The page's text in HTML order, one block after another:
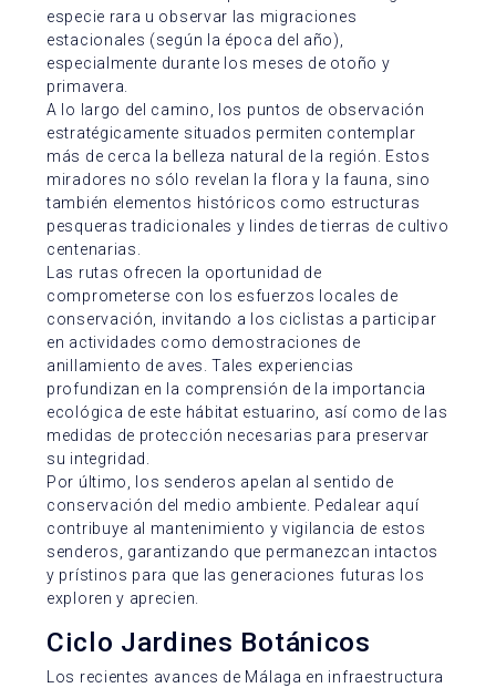
especie rara u observar las migraciones
estacionales (según la época del año),
especialmente durante los meses de otoño y
primavera.
A lo largo del camino, los puntos de observación
estratégicamente situados permiten contemplar
más de cerca la belleza natural de la región. Estos
miradores no sólo revelan la flora y la fauna, sino
también elementos históricos como estructuras
pesqueras tradicionales y lindes de tierras de cultivo
centenarias.
Las rutas ofrecen la oportunidad de
comprometerse con los esfuerzos locales de
conservación, invitando a los ciclistas a participar
en actividades como demostraciones de
anillamiento de aves. Tales experiencias
profundizan en la comprensión de la importancia
ecológica de este hábitat estuarino, así como de las
medidas de protección necesarias para preservar
su integridad.
Por último, los senderos apelan al sentido de
conservación del medio ambiente. Pedalear aquí
contribuye al mantenimiento y vigilancia de estos
senderos, garantizando que permanezcan intactos
y prístinos para que las generaciones futuras los
exploren y aprecien.
Ciclo Jardines Botánicos
Los recientes avances de Málaga en infraestructura